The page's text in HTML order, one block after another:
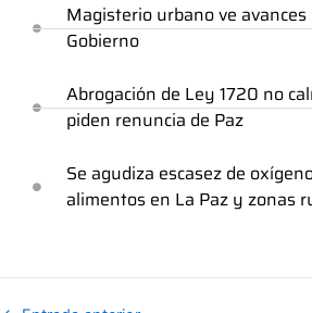
Magisterio urbano ve
Gobierno
Abrogación de Ley 1720 no
piden renuncia de Paz
Se agudiza escasez de
alimentos en La Paz y zonas